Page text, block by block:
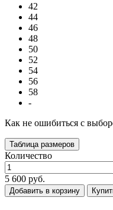
42
44
46
48
50
52
54
56
58
-
Как не ошибиться с
Таблица размеров
Количество
5 600 руб.
Добавить в корзину